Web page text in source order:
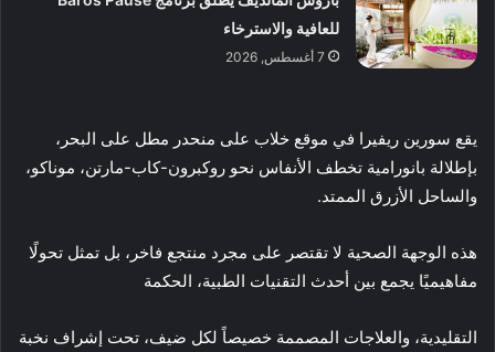
للعافية والاسترخاء
7 أغسطس, 2026
يقع سورين ريفيرا في موقع خلاب على منحدر مطل على البحر،
بإطلالة بانورامية تخطف الأنفاس نحو روكبرون-كاب-مارتن، موناكو،
والساحل الأزرق الممتد.
هذه الوجهة الصحية لا تقتصر على مجرد منتجع فاخر، بل تمثل تحولًا
مفاهيميًا يجمع بين أحدث التقنيات الطبية، الحكمة
التقليدية، والعلاجات المصممة خصيصاً لكل ضيف، تحت إشراف نخبة